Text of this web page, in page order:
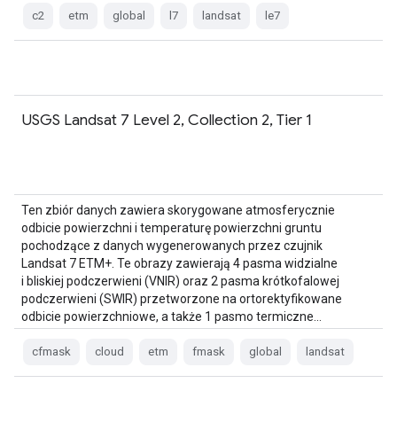
c2 etm global l7 landsat le7
USGS Landsat 7 Level 2, Collection 2, Tier 1
Ten zbiór danych zawiera skorygowane atmosferycznie
odbicie powierzchni i temperaturę powierzchni gruntu
pochodzące z danych wygenerowanych przez czujnik
Landsat 7 ETM+. Te obrazy zawierają 4 pasma widzialne
i bliskiej podczerwieni (VNIR) oraz 2 pasma krótkofalowej
podczerwieni (SWIR) przetworzone na ortorektyfikowane
odbicie powierzchniowe, a także 1 pasmo termiczne…
cfmask cloud etm fmask global landsat